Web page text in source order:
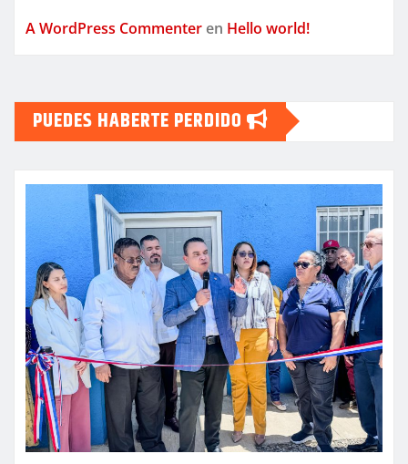
A WordPress Commenter en Hello world!
PUEDES HABERTE PERDIDO